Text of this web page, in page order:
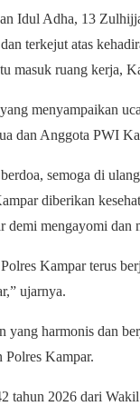
Idul Adha, 13
terkejut atas
masuk ruang kerja,
menyampaikan
dan Anggota PWI
semoga di
diberikan
demi mengayomi dan
Kampar terus
ujarnya.
yang harmonis dan
Polres Kampar.
tahun 2026 dari